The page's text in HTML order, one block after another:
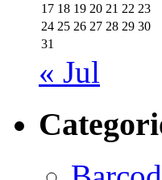
17 18 19 20 21 22 23
24 25 26 27 28 29 30
31
« Jul